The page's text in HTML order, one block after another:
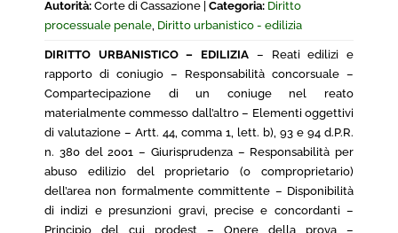
Autorità: Corte di Cassazione | Categoria: Diritto
processuale penale, Diritto urbanistico - edilizia
DIRITTO URBANISTICO – EDILIZIA – Reati edilizi e
rapporto di coniugio – Responsabilità concorsuale –
Compartecipazione di un coniuge nel reato
materialmente commesso dall’altro – Elementi oggettivi
di valutazione – Artt. 44, comma 1, lett. b), 93 e 94 d.P.R.
n. 380 del 2001 – Giurisprudenza – Responsabilità per
abuso edilizio del proprietario (o comproprietario)
dell’area non formalmente committente – Disponibilità
di indizi e presunzioni gravi, precise e concordanti –
Principio del cui prodest – Onere della prova –